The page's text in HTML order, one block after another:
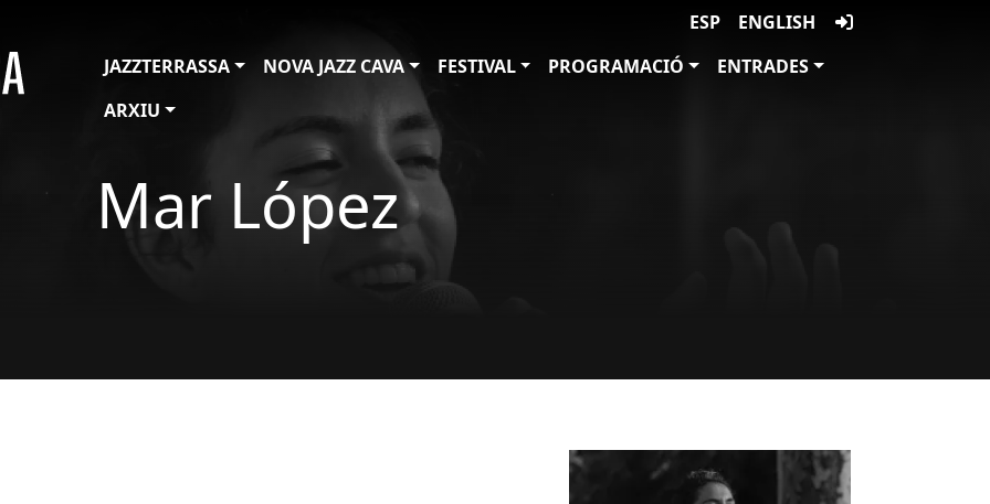
ESP
ENGLISH
JAZZTERRASSA
NOVA JAZZ CAVA FESTIVAL PROGRAMACIÓ
ENTRADES
ARXIU
Mar López
Imatges
Image